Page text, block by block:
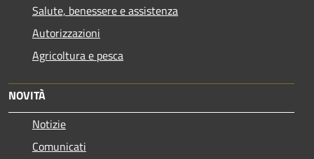
Salute, benessere e assistenza
Autorizzazioni
Agricoltura e pesca
NOVITÀ
Notizie
Comunicati